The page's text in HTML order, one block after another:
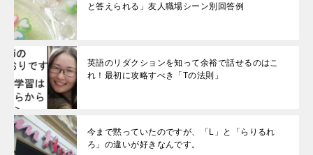
と答えられる」友人職場シーン別回答例
英語のリダクションを知って余裕で話せるのはこ
れ！最初に攻略すべき「Tの法則」
今まで黙っていたのですが、「L」と「らりるれ
ろ」の違いが好きなんです。